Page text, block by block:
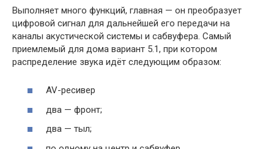
Выполняет много функций, главная — он преобразует
цифровой сигнал для дальнейшей его передачи на
каналы акустической системы и сабвуфера. Самый
приемлемый для дома вариант 5.1, при котором
распределение звука идёт следующим образом:
AV-ресивер
два — фронт;
два — тыл;